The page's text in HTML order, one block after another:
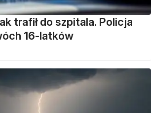
trafił do szpitala. Policja
16-latków